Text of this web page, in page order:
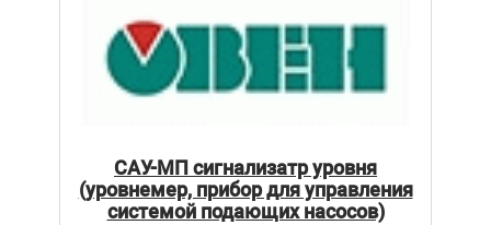
САУ-МП сигнализатр уровня
(уровнемер, прибор для управления
системой подающих насосов)